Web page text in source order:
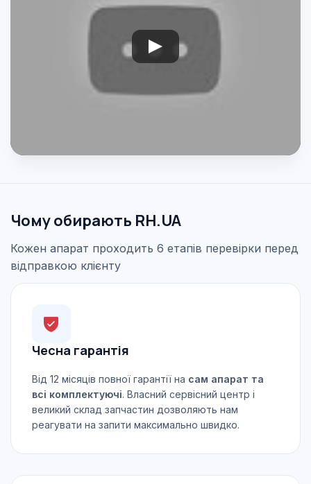
Чому обирають RH.UA
Кожен апарат проходить 6 етапів перевірки перед
відправкою клієнту
Чесна гарантія
Від 12 місяців повної гарантії на сам апарат та
всі комплектуючі. Власний сервісний центр і
великий склад запчастин дозволяють нам
реагувати на запити максимально швидко.